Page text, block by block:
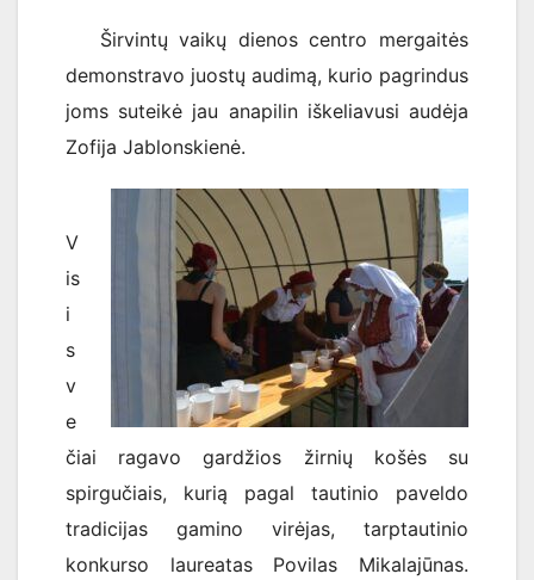
Širvintų vaikų dienos centro mergaitės
demonstravo juostų audimą, kurio pagrindus
joms suteikė jau anapilin iškeliavusi audėja
Zofija Jablonskienė.
V
is
i
s
v
e
čiai ragavo gardžios žirnių košės su
spirgučiais, kurią pagal tautinio paveldo
tradicijas gamino virėjas, tarptautinio
konkurso laureatas Povilas Mikalajūnas.